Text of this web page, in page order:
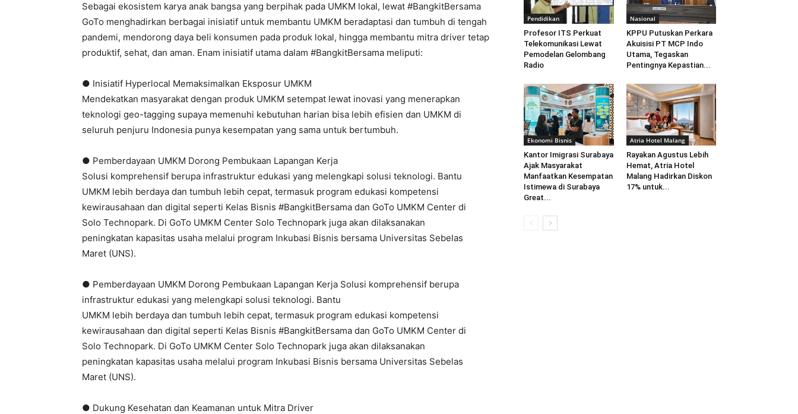
Sebagai ekosistem karya anak bangsa yang berpihak pada UMKM lokal, lewat #BangkitBersama
GoTo menghadirkan berbagai inisiatif untuk membantu UMKM beradaptasi dan tumbuh di tengah
pandemi, mendorong daya beli konsumen pada produk lokal, hingga membantu mitra driver tetap
produktif, sehat, dan aman. Enam inisiatif utama dalam #BangkitBersama meliputi:
● Inisiatif Hyperlocal Memaksimalkan Eksposur UMKM
Mendekatkan masyarakat dengan produk UMKM setempat lewat inovasi yang menerapkan
teknologi geo-tagging supaya memenuhi kebutuhan harian bisa lebih efisien dan UMKM di
seluruh penjuru Indonesia punya kesempatan yang sama untuk bertumbuh.
● Pemberdayaan UMKM Dorong Pembukaan Lapangan Kerja
Solusi komprehensif berupa infrastruktur edukasi yang melengkapi solusi teknologi. Bantu
UMKM lebih berdaya dan tumbuh lebih cepat, termasuk program edukasi kompetensi
kewirausahaan dan digital seperti Kelas Bisnis #BangkitBersama dan GoTo UMKM Center di
Solo Technopark. Di GoTo UMKM Center Solo Technopark juga akan dilaksanakan
peningkatan kapasitas usaha melalui program Inkubasi Bisnis bersama Universitas Sebelas
Maret (UNS).
● Pemberdayaan UMKM Dorong Pembukaan Lapangan Kerja Solusi komprehensif berupa
infrastruktur edukasi yang melengkapi solusi teknologi. Bantu
UMKM lebih berdaya dan tumbuh lebih cepat, termasuk program edukasi kompetensi
kewirausahaan dan digital seperti Kelas Bisnis #BangkitBersama dan GoTo UMKM Center di
Solo Technopark. Di GoTo UMKM Center Solo Technopark juga akan dilaksanakan
peningkatan kapasitas usaha melalui program Inkubasi Bisnis bersama Universitas Sebelas
Maret (UNS).
● Dukung Kesehatan dan Keamanan untuk Mitra Driver
Pendidikan
Profesor ITS Perkuat
Telekomunikasi Lewat
Pemodelan Gelombang
Radio
Nasional
KPPU Putuskan Perkara
Akuisisi PT MCP Indo
Utama, Tegaskan
Pentingnya Kepastian...
Ekonomi Bisnis
Kantor Imigrasi Surabaya
Ajak Masyarakat
Manfaatkan Kesempatan
Istimewa di Surabaya
Great...
Atria Hotel Malang
Rayakan Agustus Lebih
Hemat, Atria Hotel
Malang Hadirkan Diskon
17% untuk...